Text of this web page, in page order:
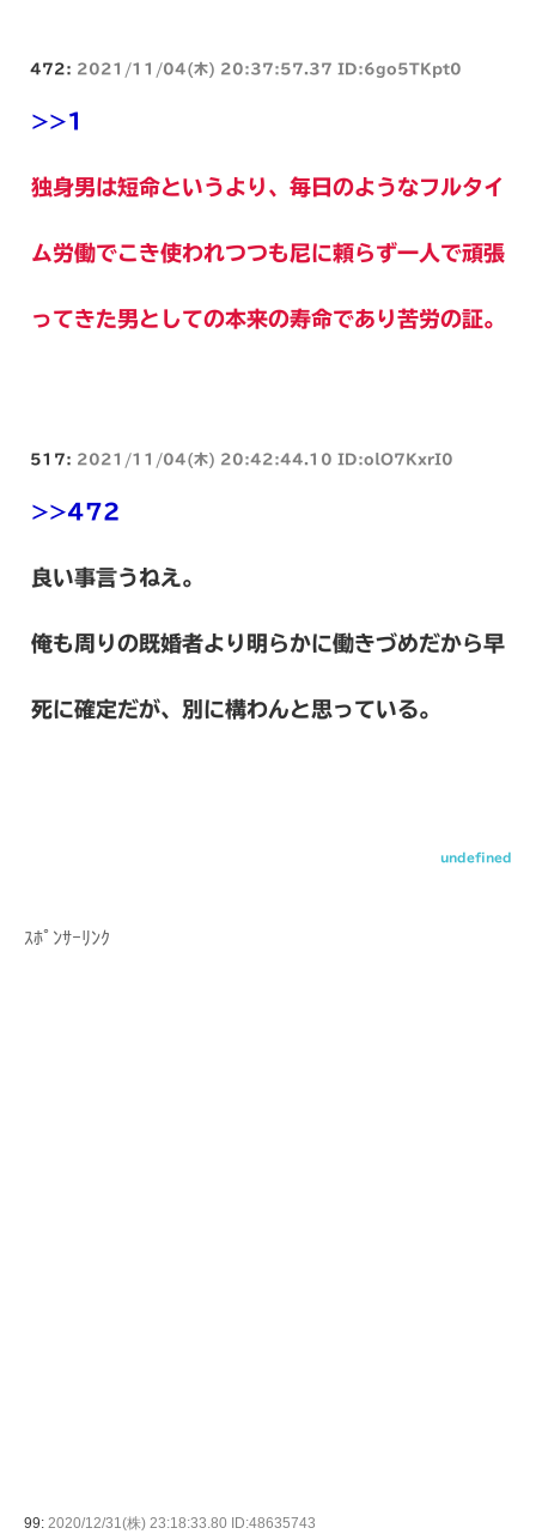
472: 2021/11/04(木) 20:37:57.37 ID:6go5TKpt0
>>1
独身男は短命というより、毎日のようなフルタイ
ム労働でこき使われつつも尼に頼らず一人で頑張
ってきた男としての本来の寿命であり苦労の証。
517: 2021/11/04(木) 20:42:44.10 ID:olO7KxrI0
>>472
良い事言うねえ。
俺も周りの既婚者より明らかに働きづめだから早
死に確定だが、別に構わんと思っている。
undefined
ｽﾎﾟﾝｻｰﾘﾝｸ
99: 2020/12/31(株) 23:18:33.80 ID:48635743